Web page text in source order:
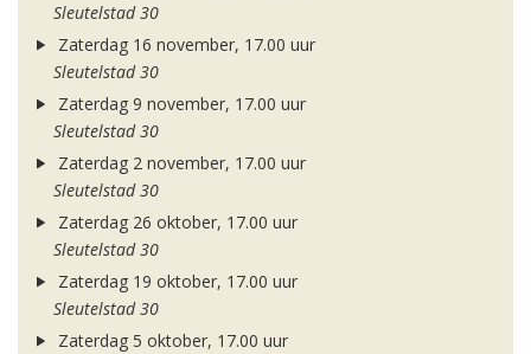
Sleutelstad 30
Zaterdag 16 november, 17.00 uur
Sleutelstad 30
Zaterdag 9 november, 17.00 uur
Sleutelstad 30
Zaterdag 2 november, 17.00 uur
Sleutelstad 30
Zaterdag 26 oktober, 17.00 uur
Sleutelstad 30
Zaterdag 19 oktober, 17.00 uur
Sleutelstad 30
Zaterdag 5 oktober, 17.00 uur